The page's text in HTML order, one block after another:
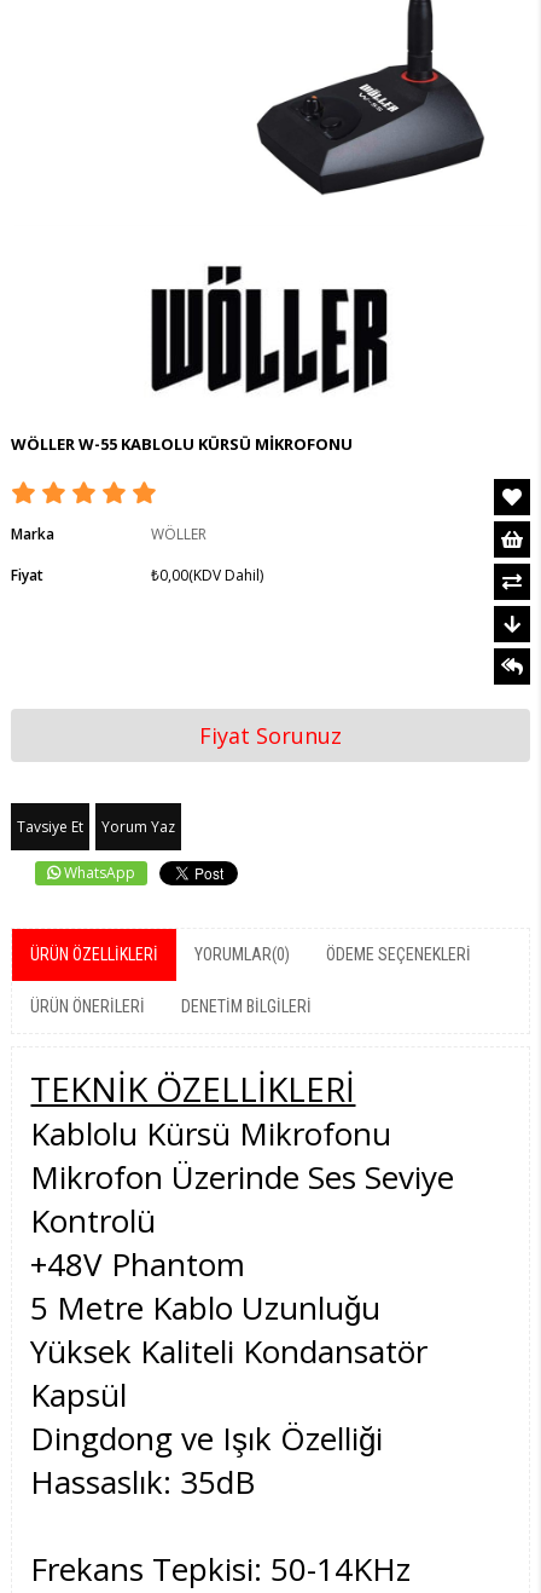
WÖLLER W-55 KABLOLU KÜRSÜ MİKROFONU
Marka
WÖLLER
Fiyat
₺0,00(KDV Dahil)
Fiyat Sorunuz
Tavsiye Et Yorum Yaz
WhatsApp
ÜRÜN ÖZELLIKLERI YORUMLAR(0) ÖDEME SEÇENEKLERI
ÜRÜN ÖNERILERI DENETIM BILGILERI
TEKNİK ÖZELLİKLERİ
Kablolu Kürsü Mikrofonu
Mikrofon Üzerinde Ses Seviye
Kontrolü
+48V Phantom
5 Metre Kablo Uzunluğu
Yüksek Kaliteli Kondansatör
Kapsül
Dingdong ve Işık Özelliği
Hassaslık: 35dB
Frekans Tepkisi: 50-14KHz